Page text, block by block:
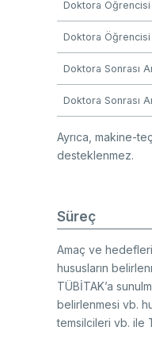
Doktora Öğrencisi
Doktora Öğrencisi
Doktora Sonrası
Doktora Sonrası
Ayrıca, makine-
desteklenmez.
Süreç
Amaç ve
hususların
TÜBİTAK’a
belirlenmesi vb.
temsilcileri vb. ile